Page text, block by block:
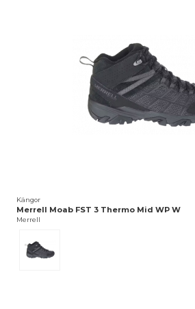
Kängor
Merrell Moab FST 3 Thermo Mid WP W
Merrell